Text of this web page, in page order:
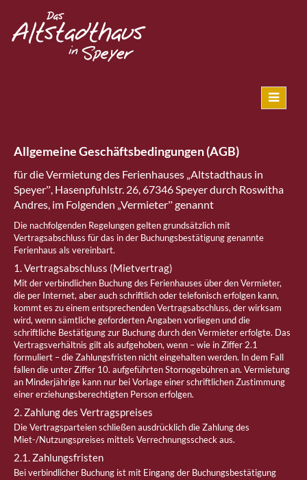
Allgemeine Geschäftsbedingungen (AGB)
für die Vermietung des Ferienhauses „Altstadthaus in
Speyerˮ, Hasenpfuhlstr. 26, 67346 Speyer durch Roswitha
Andres, im Folgenden „Vermieterˮ genannt
Die nachfolgenden Regelungen gelten grundsätzlich mit
Vertragsabschluss für das in der Buchungsbestätigung genannte
Ferienhaus als vereinbart.
1. Vertragsabschluss (Mietvertrag)
Mit der verbindlichen Buchung des Ferienhauses über den Vermieter,
die per Internet, aber auch schriftlich oder telefonisch erfolgen kann,
kommt es zu einem entsprechenden Vertragsabschluss, der wirksam
wird, wenn sämtliche geforderten Angaben vorliegen und die
schriftliche Bestätigung zur Buchung durch den Vermieter erfolgte. Das
Vertragsverhältnis gilt als aufgehoben, wenn – wie in Ziffer 2.1
formuliert – die Zahlungsfristen nicht eingehalten werden. In dem Fall
fallen die unter Ziffer 10. aufgeführten Stornogebühren an. Vermietung
an Minderjährige kann nur bei Vorlage einer schriftlichen Zustimmung
einer erziehungsberechtigten Person erfolgen.
2. Zahlung des Vertragspreises
Die Vertragsparteien schließen ausdrücklich die Zahlung des
Miet-/Nutzungspreises mittels Verrechnungsscheck aus.
2.1. Zahlungsfristen
Bei verbindlicher Buchung ist mit Eingang der Buchungsbestätigung